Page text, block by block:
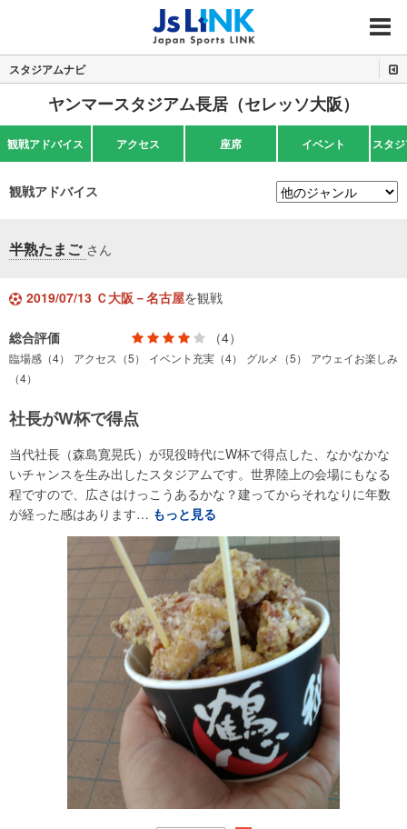
MENU
スタジアムナビ
ヤンマースタジアム長居（セレッソ大阪）
観戦アドバイス アクセス 座席 イベント スタ
観戦アドバイス
半熟たまご さん
2019/07/13 Ｃ大阪－名古屋を観戦
総合評価 （4）
臨場感（4） アクセス（5） イベント充実（4） グルメ（5）
アウェイお楽しみ
（4）
社長がW杯で得点
当代社長（森島寛晃氏）が現役時代にW杯で得点した、なかなかな
いチャンスを生み出したスタジアムです。世界陸上の会場にもなる
程ですので、広さはけっこうあるかな？建ってからそれなりに年数
が経った感はあります… もっと見る